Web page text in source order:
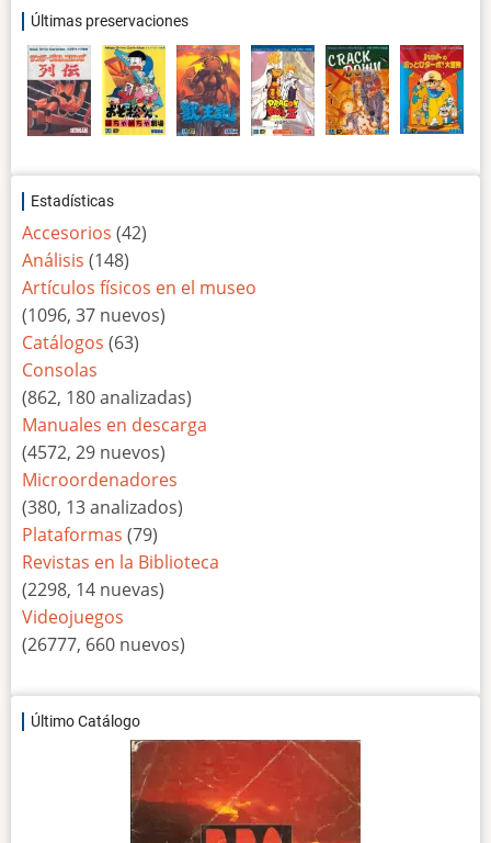
Últimas preservaciones
Estadísticas
Accesorios (42)
Análisis (148)
Artículos físicos en el museo
(1096, 37 nuevos)
Catálogos (63)
Consolas
(862, 180 analizadas)
Manuales en descarga
(4572, 29 nuevos)
Microordenadores
(380, 13 analizados)
Plataformas (79)
Revistas en la Biblioteca
(2298, 14 nuevas)
Videojuegos
(26777, 660 nuevos)
Último Catálogo